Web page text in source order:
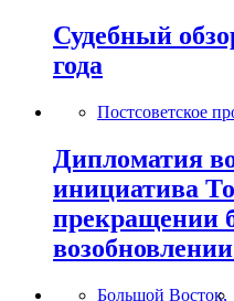
Судебный
года
Постсоветское
Дипломатия
инициатива
прекращении
Большой Восток,